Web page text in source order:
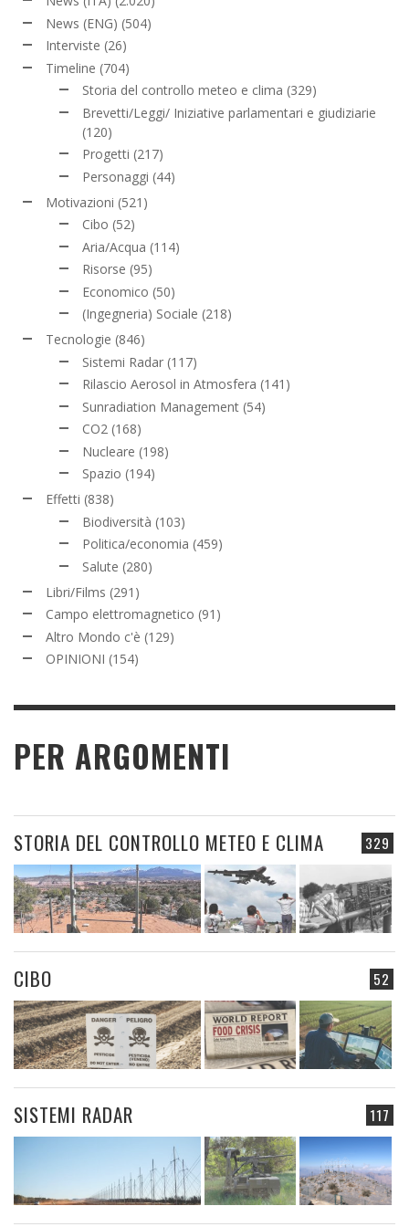
News (ENG) (504)
Interviste (26)
Timeline (704)
Storia del controllo meteo e clima (329)
Brevetti/Leggi/ Iniziative parlamentari e giudiziarie
(120)
Progetti (217)
Personaggi (44)
Motivazioni (521)
Cibo (52)
Aria/Acqua (114)
Risorse (95)
Economico (50)
(Ingegneria) Sociale (218)
Tecnologie (846)
Sistemi Radar (117)
Rilascio Aerosol in Atmosfera (141)
Sunradiation Management (54)
CO2 (168)
Nucleare (198)
Spazio (194)
Effetti (838)
Biodiversità (103)
Politica/economia (459)
Salute (280)
Libri/Films (291)
Campo elettromagnetico (91)
Altro Mondo c'è (129)
OPINIONI (154)
PER ARGOMENTI
329
STORIA DEL CONTROLLO METEO E CLIMA
52
CIBO
117
SISTEMI RADAR